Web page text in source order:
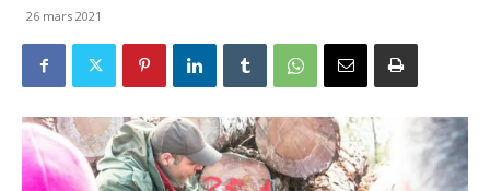
26 mars 2021